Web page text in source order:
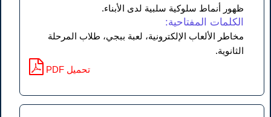
ظهور أنماط سلوكية سلبية لدى الأبناء.
الكلمات المفتاحية:
مخاطر الألعاب الإلكترونية، لعبة ببجي، طلاب المرحلة
الثانوية.
PDF تحميل